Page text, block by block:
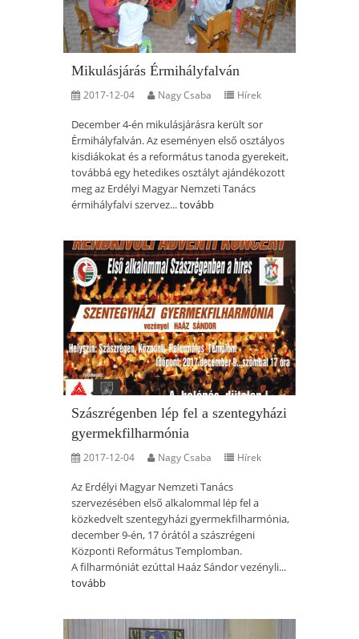
Mikulásjárás Érmihályfalván
2017-12-04 Nagy Csaba Hírek
December 4-én mikulásjárásra került sor
Érmihályfalván. Az eseményen első osztályos
kisdiákokat és a református tanoda gyerekeit,
továbbá egy hetedikes osztályt ajándékozott
meg az Erdélyi Magyar Nemzeti Tanács
érmihályfalvi szervez...tovább
Szászrégenben lép fel a szentegyházi
gyermekfilharmónia
2017-12-04 Nagy Csaba Hírek
Az Erdélyi Magyar Nemzeti Tanács
szervezésében első alkalommal lép fel a
közkedvelt szentegyházi gyermekfilharmónia,
december 9-én, 17 órától a szászrégeni
Központi Református Templomban.
A filharmóniát ezúttal Haáz Sándor vezényli...
tovább